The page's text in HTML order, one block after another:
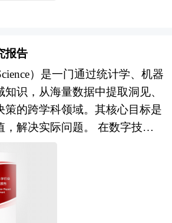
查、研究、分析，评估项目可行
程设计行业的理论认识为主要
计行业本质及规律性认识的研
究报告持续提供高价值服务，
当前最新发展动向、把握市场机
明确企业发展方向不可多得的
咨询报告由中研普华咨询公司
周密的市场调研基础上，主要依
国家商务部、国家发改委、国务
中国工程设计行业协会、中研普
国及海外多种相关报刊杂志以及
领衔撰写，在大量周密的市场调
中心、中国经济景气监测中
网、全国及海外多种相关报刊杂
业研究单位等公布和提供的大
销咨询服务行业作了详尽深入的
场研究工作时不可或缺的重要
可作为金融机构进行信贷分析、
析等研究工作时的参考依据。
因为国内供应链体系完善且市
的普及率将会大幅提升，成为
可或缺的智能设备。 作为中研
核心成员，我们基于对全球增
变革趋势的深度跟踪，结合北
与消费市场需求，正式发布
报告》。本报告旨在为行业参与
框架，聚焦轻量化技术突破、应
生态重构三大核心维度，探索
向泛在交互入口演进的关键路
业发展、侧重社会影响； 吸
风险投资——金融业规范格
、互利的实施方案、谨慎的市
——专家完全版格式、严密的
收益评估。 商业计划书
是公司、企业或项目单位为了达
发展目标之目的，在经过前期对
分析、搜集与整理有关资料的基
格式和内容的具体要求而编辑整
及其他相关人员全面展示公司和
报告
）是一门通过统计学、机器
识，从海量数据中提取洞见、
策的跨学科领域。其核心目标是
，解决实际问题。 在数字技术
格局的当下，数据科学作为驱动
核心引擎，已成为国家战略竞争
关键领域。中研普华产业研究院
咨询积淀，以「市场调研-战略
位一体的方法论框架，聚焦中